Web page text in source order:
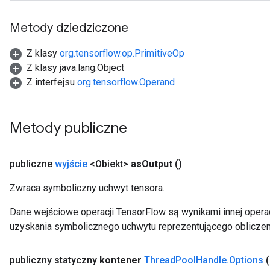
Metody dziedziczone
Z klasy org.tensorflow.op.PrimitiveOp
Z klasy java.lang.Object
Z interfejsu org.tensorflow.Operand
Metody publiczne
publiczne wyjście <Obiekt> asOutput ()
Zwraca symboliczny uchwyt tensora.
Dane wejściowe operacji TensorFlow są wynikami innej
uzyskania symbolicznego uchwytu reprezentującego
publiczny statyczny kontener ThreadPoolHandle.Options